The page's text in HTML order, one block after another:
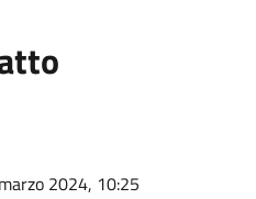
2024, 10:25